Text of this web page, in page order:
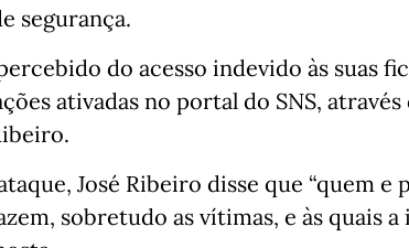
segurança.
do acesso indevido às suas
ativadas no portal do SNS, através
José Ribeiro disse que “quem e
sobretudo as vítimas, e às quais a